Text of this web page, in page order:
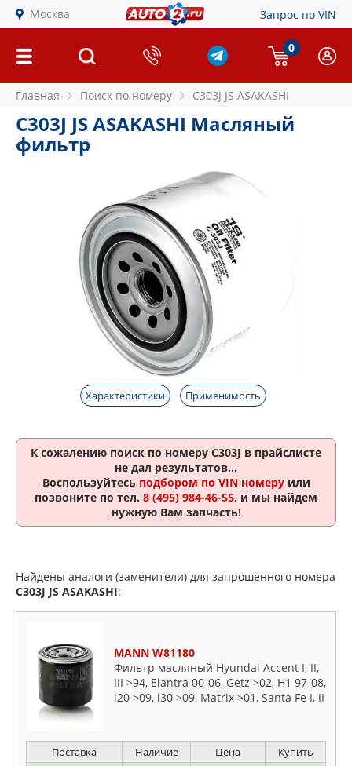
Москва Запрос по VIN
0
Главная Поиск по номеру C303J JS ASAKASHI
C303J JS ASAKASHI Масляный
фильтр
Характеристики Применимость
К сожалению поиск по номеру C303J в прайслисте
не дал результатов...
Воспользуйтесь подбором по VIN номеруили
позвоните по тел. 8 (495) 984-46-55, и мы найдем
нужную Вам запчасть!
Найдены аналоги (заменители) для запрошенного номера
C303J JS ASAKASHI:
MANN W81180
Фильтр масляный Hyundai Accent I, II,
III >94, Elantra 00-06, Getz >02, H1 97-08,
i20 >09, i30 >09, Matrix >01, Santa Fe I, II
Поставка Наличие Цена Купить